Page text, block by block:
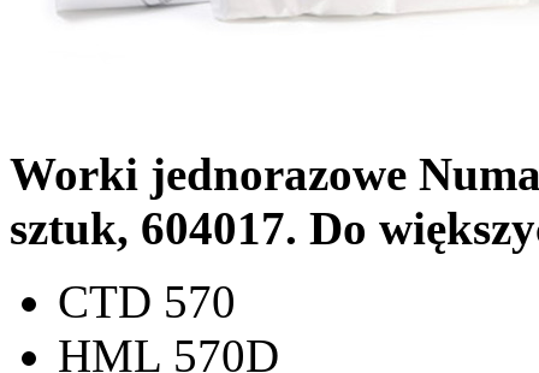
Worki jednorazowe
sztuk, 604017. Do
CTD 570
HML 570D